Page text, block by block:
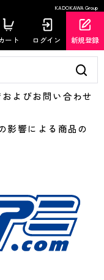
KADOKAWA Group
ート ログイン 新規登録
よびお問い合わせ
響による商品の